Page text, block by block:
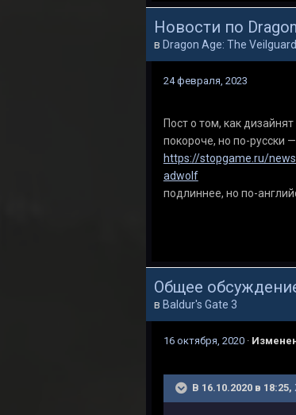
Новости по
в Dragon Age: The Veilguard
24 февраля, 2023
Пост о том, как
покороче, но по-русски —
https://stopgame.ru/
adwolf
подлиннее, но по-
Общее
в Baldur's Gate 3
16 октября, 2020·
В 16.10.2020 в 18:25,